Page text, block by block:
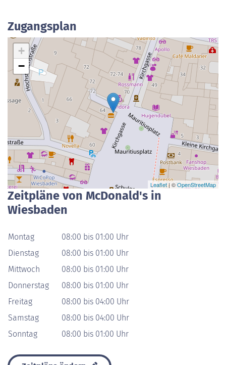
Zugangsplan
+
−
Leaflet| ©OpenStreetMap
Zeitpläne von McDonald's in
Wiesbaden
Montag
08:00 bis 01:00 Uhr
Dienstag
08:00 bis 01:00 Uhr
Mittwoch
08:00 bis 01:00 Uhr
Donnerstag
08:00 bis 01:00 Uhr
Freitag
08:00 bis 04:00 Uhr
Samstag
08:00 bis 04:00 Uhr
Sonntag
08:00 bis 01:00 Uhr